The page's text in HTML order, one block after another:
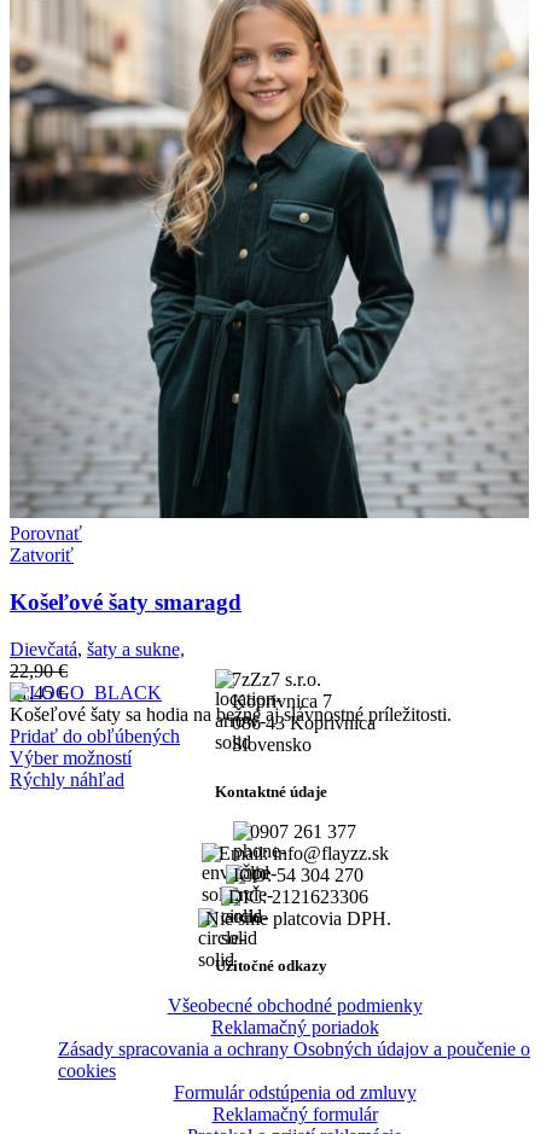
Porovnať
Zatvoriť
Košeľové šaty smaragd
Dievčatá, šaty a sukne,
22,90€
11,45€
Košeľové šaty sa hodia na bežné aj slávnostné príležitosti.
Pridať do obľúbených
Výber možností
Rýchly náhľad
7zZz7 s.r.o.
Koprivnica 7
086 43 Koprivnica
Slovensko
Kontaktné údaje
0907 261 377
Email: info@flayzz.sk
IČO: 54 304 270
DIČ: 2121623306
Nie sme platcovia DPH.
Užitočné odkazy
Všeobecné obchodné podmienky
Reklamačný poriadok
Zásady spracovania a ochrany Osobných údajov a poučenie o
cookies
Formulár odstúpenia od zmluvy
Reklamačný formulár